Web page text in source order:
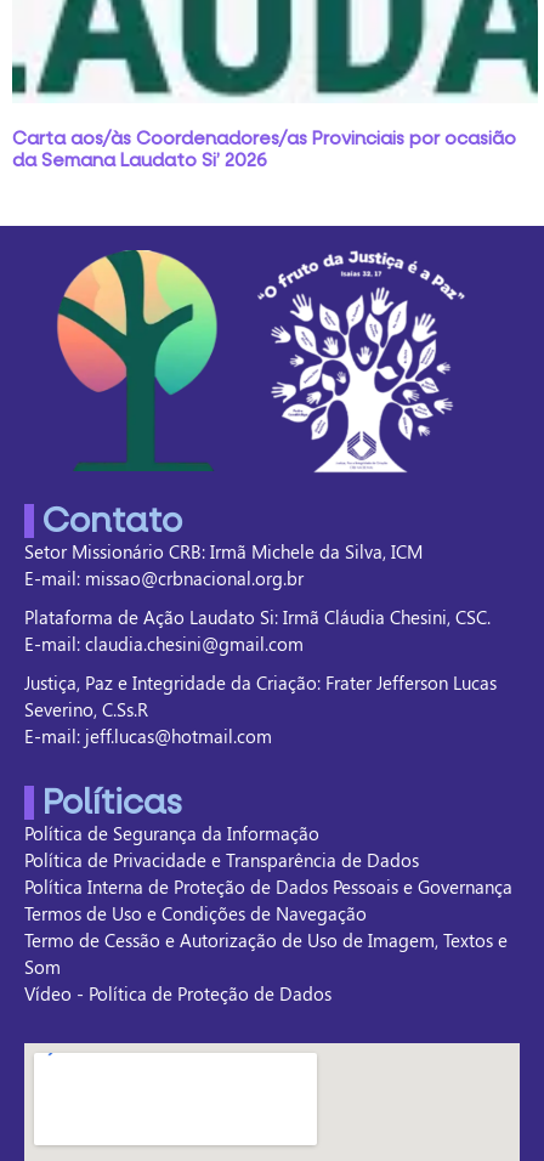
Carta aos/às Coordenadores/as Provinciais por ocasião
da Semana Laudato Si’ 2026
Contato
Setor Missionário CRB: Irmã Michele da Silva, ICM
E-mail: missao@crbnacional.org.br
Plataforma de Ação Laudato Si: Irmã Cláudia Chesini, CSC.
E-mail: claudia.chesini@gmail.com
Justiça, Paz e Integridade da Criação: Frater Jefferson Lucas
Severino, C.Ss.R
E-mail: jeff.lucas@hotmail.com
Políticas
Política de Segurança da Informação
Política de Privacidade e Transparência de Dados
Política Interna de Proteção de Dados Pessoais e Governança
Termos de Uso e Condições de Navegação
Termo de Cessão e Autorização de Uso de Imagem, Textos e
Som
Vídeo - Política de Proteção de Dados